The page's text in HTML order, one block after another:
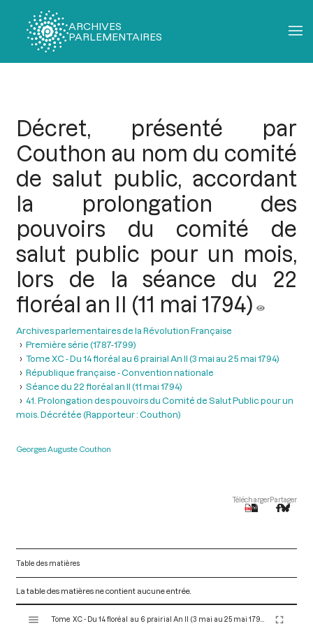
ARCHIVES
PARLEMENTAIRES
Décret, présenté par
Couthon au nom du comité
de salut public, accordant
la prolongation des
pouvoirs du comité de
salut public pour un mois,
lors de la séance du 22
floréal an II (11 mai 1794)
Archives parlementaires de la Révolution Française
Première série (1787-1799)
Tome XC - Du 14 floréal au 6 prairial An II (3 mai au 25 mai 1794)
République française - Convention nationale
Séance du 22 floréal an II (11 mai 1794)
41. Prolongation des pouvoirs du Comité de Salut Public pour un
mois. Décrétée (Rapporteur : Couthon)
Georges Auguste Couthon
TéléchargerPartager
Table des matières
La table des matières ne contient aucune entrée.